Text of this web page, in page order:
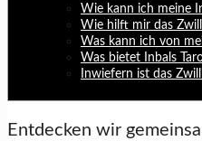
Wie kann ich meine
Wie hilft mir das
Was kann ich von
Was bietet Inbals
Inwiefern ist das
Entdecken wir